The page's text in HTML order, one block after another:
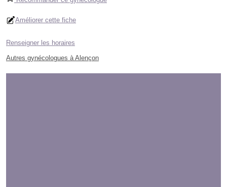
Améliorer cette fiche
Renseigner les horaires
Autres gynécologues à Alençon